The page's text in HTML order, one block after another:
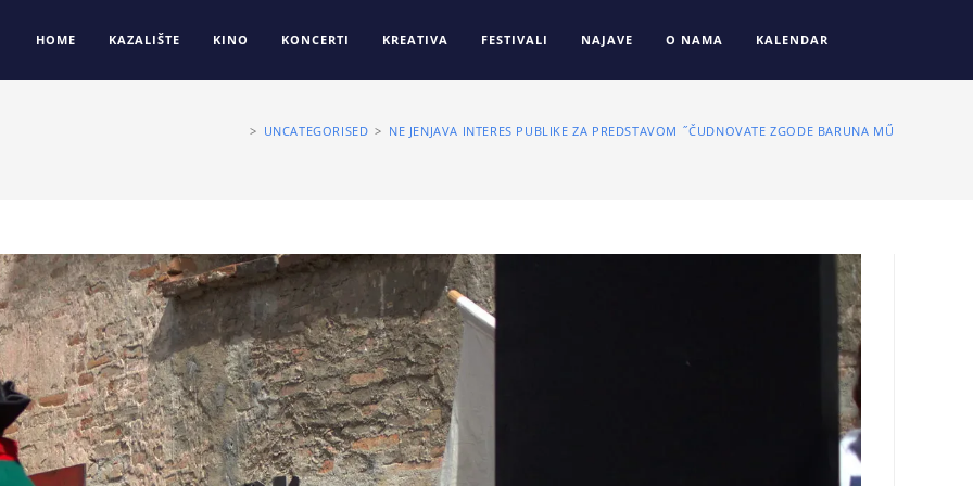
HOME KAZALIŠTE KINO KONCERTI KREATIVA FESTIVALI NAJAVE O NAMA KALENDAR
> UNCATEGORISED > NE JENJAVA INTERES PUBLIKE ZA PREDSTAVOM ˝ČUDNOVATE ZGODE BARUNA